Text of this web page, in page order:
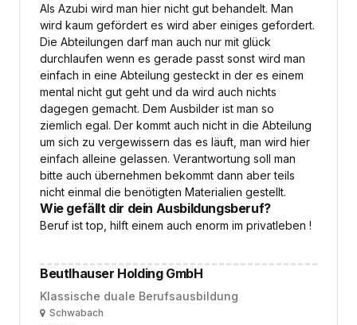
Als Azubi wird man hier nicht gut behandelt. Man
wird kaum gefördert es wird aber einiges gefordert.
Die Abteilungen darf man auch nur mit glück
durchlaufen wenn es gerade passt sonst wird man
einfach in eine Abteilung gesteckt in der es einem
mental nicht gut geht und da wird auch nichts
dagegen gemacht. Dem Ausbilder ist man so
ziemlich egal. Der kommt auch nicht in die Abteilung
um sich zu vergewissern das es läuft, man wird hier
einfach alleine gelassen. Verantwortung soll man
bitte auch übernehmen bekommt dann aber teils
nicht einmal die benötigten Materialien gestellt.
Wie gefällt dir dein Ausbildungsberuf?
Beruf ist top, hilft einem auch enorm im privatleben !
Beutlhauser Holding GmbH
Klassische duale Berufsausbildung
OrtSchwabach